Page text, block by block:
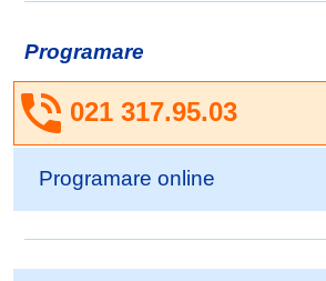
Programare
021 317.95.03
Programare online